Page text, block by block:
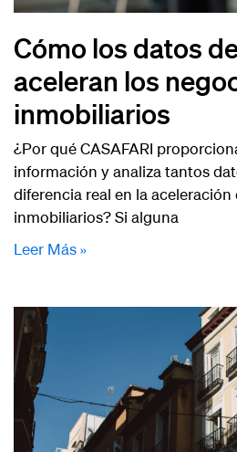
Cómo los datos
aceleran los
inmobiliarios
¿Por qué CASAFARI
información y analiza tantos
diferencia real en la
inmobiliarios? Si alguna
Leer Más »